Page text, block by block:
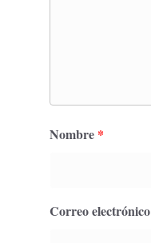
Nombre *
Correo electrónico